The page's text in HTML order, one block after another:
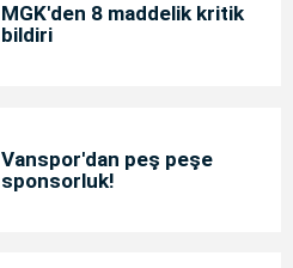
MGK'den 8 maddelik kritik
bildiri
Vanspor'dan peş peşe
sponsorluk!